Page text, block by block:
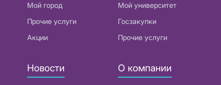
Мой город
Прочие услуги
Акции
Мой университет
Госзакупки
Прочие услуги
Новости О компании